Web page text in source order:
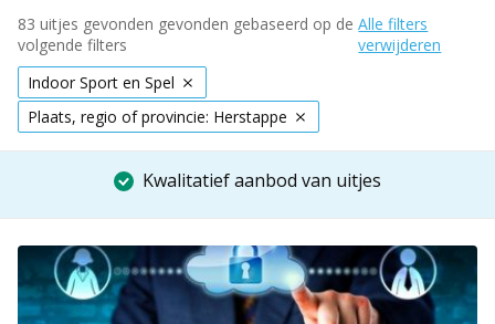
83 uitjes gevonden gevonden gebaseerd op de
volgende filters
Alle filters
verwijderen
Indoor Sport en Spel
Plaats, regio of provincie: Herstappe
Kwalitatief aanbod van uitjes